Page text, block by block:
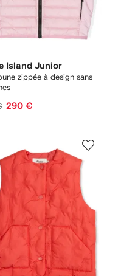
Island Junior
zippée à design sans
290 €